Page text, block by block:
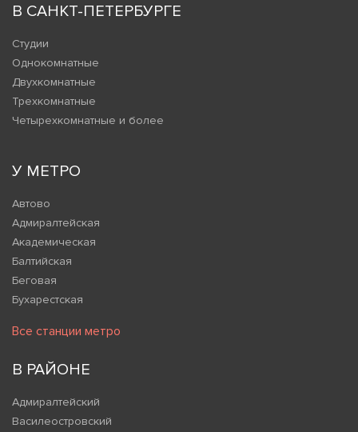
В САНКТ-ПЕТЕРБУРГЕ
Студии
Однокомнатные
Двухкомнатные
Трехкомнатные
Четырехкомнатные и более
У МЕТРО
Автово
Адмиралтейская
Академическая
Балтийская
Беговая
Бухарестская
Все станции метро
В РАЙОНЕ
Адмиралтейский
Василеостровский